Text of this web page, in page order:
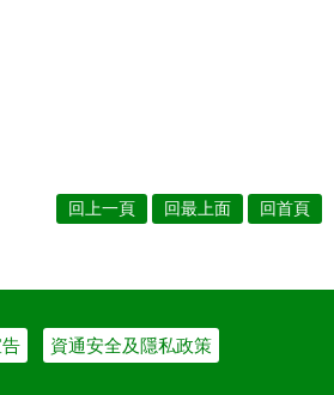
回上一頁 回最上面 回首頁
資通安全及隱私政策